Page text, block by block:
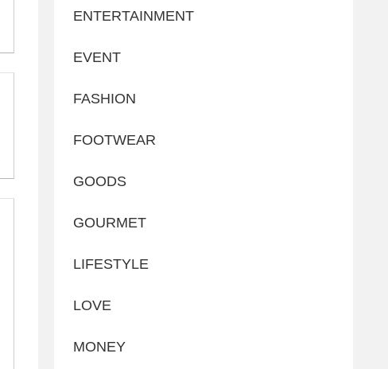
ENTERTAINMENT
EVENT
FASHION
FOOTWEAR
GOODS
GOURMET
LIFESTYLE
LOVE
MONEY